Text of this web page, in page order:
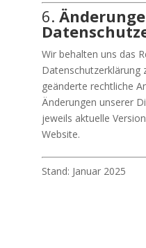
6.
Wir behalten uns das
Datenschutzerklärung
geänderte rechtliche
Änderungen unserer
jeweils aktuelle
Website.
Stand: Januar 2025